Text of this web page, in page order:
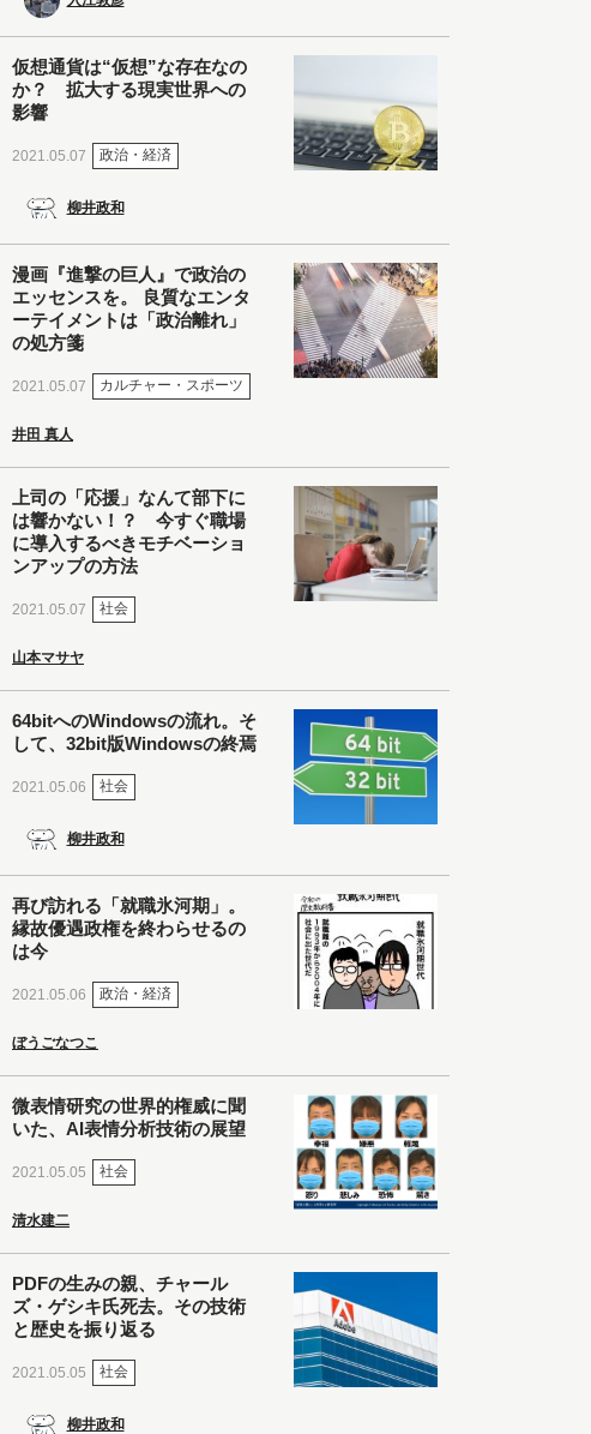
仮想通貨は“仮想”な存在なの
か？ 拡大する現実世界への
影響
2021.05.07 政治・経済
柳井政和
漫画『進撃の巨人』で政治の
エッセンスを。 良質なエンタ
ーテイメントは「政治離れ」
の処方箋
2021.05.07 カルチャー・スポーツ
井田 真人
上司の「応援」なんて部下に
は響かない！？ 今すぐ職場
に導入するべきモチベーショ
ンアップの方法
2021.05.07 社会
山本マサヤ
64bitへのWindowsの流れ。そ
して、32bit版Windowsの終焉
2021.05.06 社会
柳井政和
再び訪れる「就職氷河期」。
縁故優遇政権を終わらせるの
は今
2021.05.06 政治・経済
ぼうごなつこ
微表情研究の世界的権威に聞
いた、AI表情分析技術の展望
2021.05.05 社会
清水建二
PDFの生みの親、チャール
ズ・ゲシキ氏死去。その技術
と歴史を振り返る
2021.05.05 社会
柳井政和